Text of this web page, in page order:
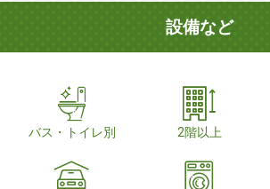
設備など
バス・トイレ別 2階以上